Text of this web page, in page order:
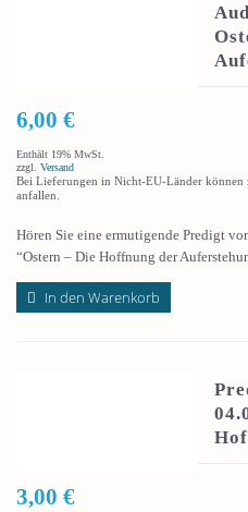
6,00 €
Enthält 19% MwSt.
zzgl. Versand
Bei Lieferungen in Nicht-EU-Länder können
anfallen.
Hören Sie eine ermutigende Predigt
“Ostern – Die Hoffnung der
In den Warenkorb
3,00 €